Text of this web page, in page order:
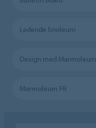
Ledende linoleum
Design med Marmoleum
Marmoleum FR